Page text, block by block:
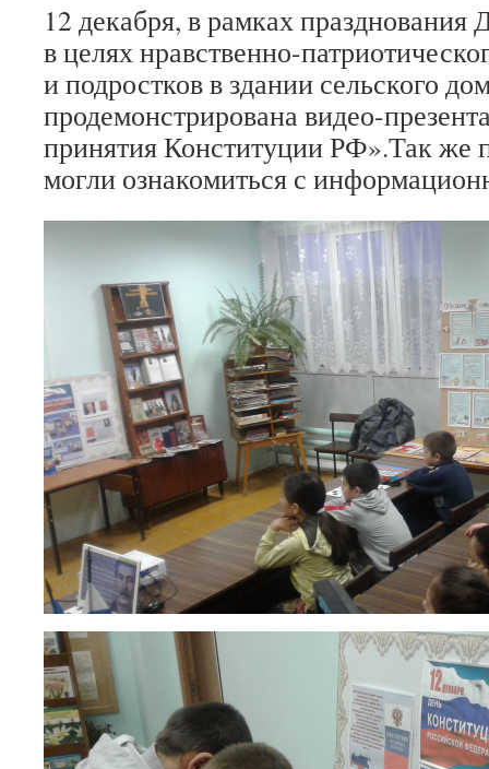
12 декабря, в рамках
в целях нравственно-
и подростков в здании сельского
продемонстрирована видео-
принятия Конституции РФ».Так же
могли ознакомиться с